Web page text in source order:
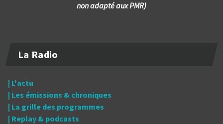
non adapté aux PMR)
La Radio
| L'actu
| Les émissions & chroniques
| La grille des programmes
| Replay & podcasts